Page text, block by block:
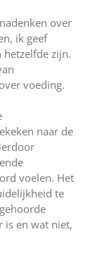
over
ik geef
zijn.
voeding.
naar de
voelen. Het
te
is en wat niet,